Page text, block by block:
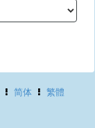
简体 繁體